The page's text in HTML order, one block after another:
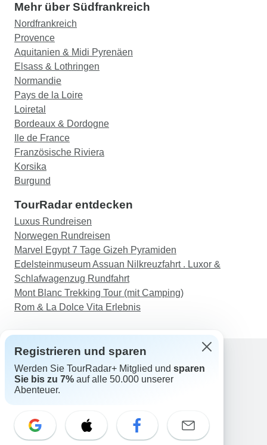
Mehr über Südfrankreich
Nordfrankreich
Provence
Aquitanien & Midi Pyrenäen
Elsass & Lothringen
Normandie
Pays de la Loire
Loiretal
Bordeaux & Dordogne
Ile de France
Französische Riviera
Korsika
Burgund
TourRadar entdecken
Luxus Rundreisen
Norwegen Rundreisen
Marvel Egypt 7 Tage Gizeh Pyramiden
Edelsteinmuseum Assuan Nilkreuzfahrt . Luxor &
Schlafwagenzug Rundfahrt
Mont Blanc Trekking Tour (mit Camping)
Rom & La Dolce Vita Erlebnis
Support
Kontakt
Schweiz +41 225 183 195
E-Mail: support@tourradar.com
Registrieren und sparen
Werden Sie TourRadar+ Mitglied und sparen
Sie bis zu 7% auf alle 50.000 unserer
Abenteuer.